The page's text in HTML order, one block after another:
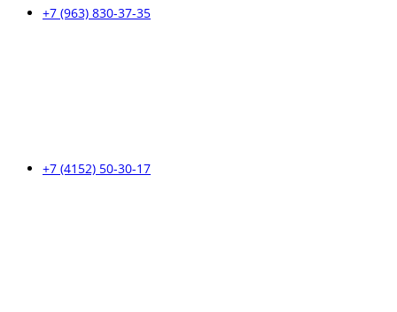
+7 (963) 830-37-35
+7 (4152) 50-30-17